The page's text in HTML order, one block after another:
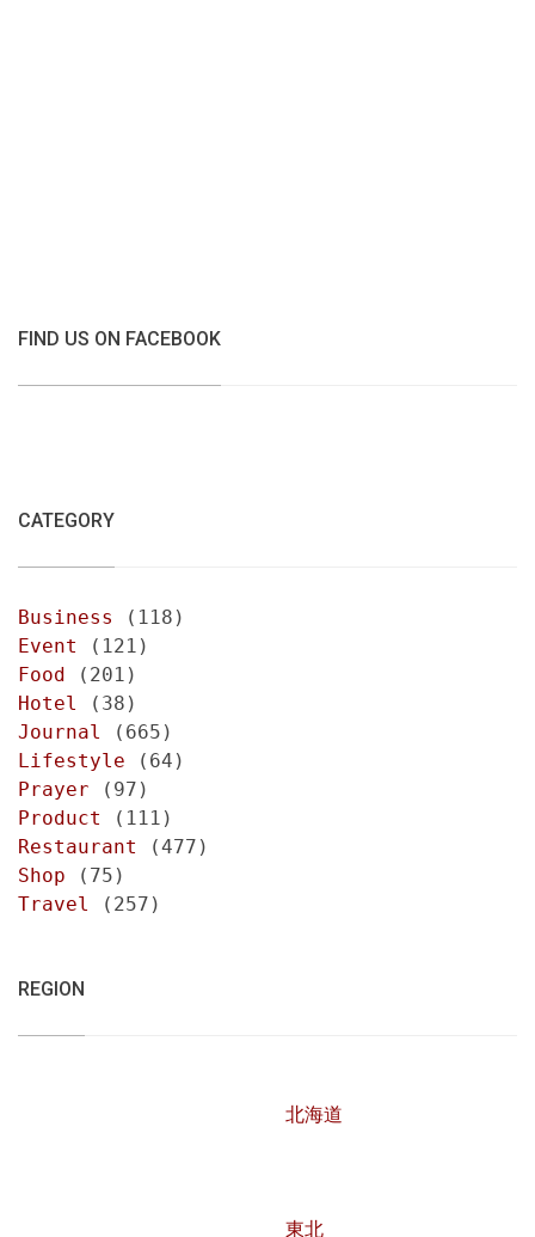
FIND US ON FACEBOOK
CATEGORY
Business
(118)
Event
(121)
Food (201)
Hotel
(38)
Journal
(665)
Lifestyle (64)
Prayer (97)
Product
(111)
Restaurant
(477)
Shop (75)
Travel
(257)
REGION
北海道
東北